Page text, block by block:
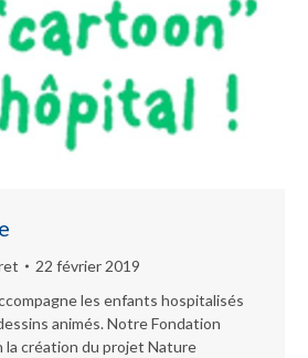
22 février 2019
les enfants hospitalisés
animés. Notre Fondation
la création du projet Nature